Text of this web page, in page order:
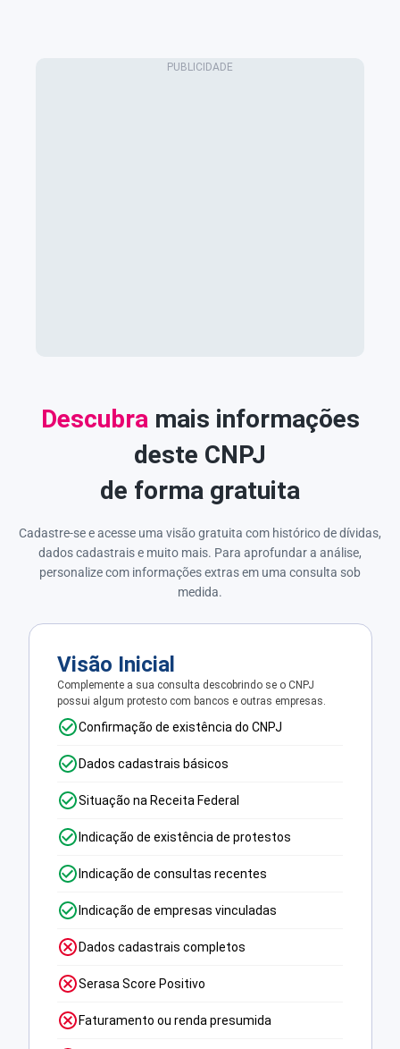
Descubra mais informações
deste CNPJ
de forma gratuita
Cadastre-se e acesse uma visão gratuita com histórico de dívidas,
dados cadastrais e muito mais. Para aprofundar a análise,
personalize com informações extras em uma consulta sob
medida.
Visão Inicial
Complemente a sua consulta descobrindo se o CNPJ
possui algum protesto com bancos e outras empresas.
Confirmação de existência do CNPJ
Dados cadastrais básicos
Situação na Receita Federal
Indicação de existência de protestos
Indicação de consultas recentes
Indicação de empresas vinculadas
Dados cadastrais completos
Serasa Score Positivo
Faturamento ou renda presumida